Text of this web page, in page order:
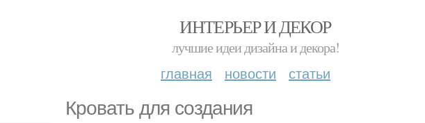
ИНТЕРЬЕР И ДЕКОР
лучшие идеи дизайна и декора!
главная новости статьи
Кровать для создания